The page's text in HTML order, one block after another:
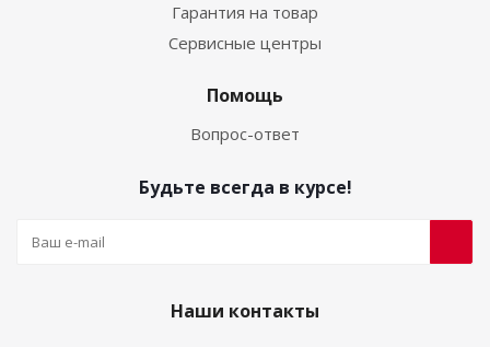
Гарантия на товар
Сервисные центры
Помощь
Вопрос-ответ
Будьте всегда в курсе!
Наши контакты